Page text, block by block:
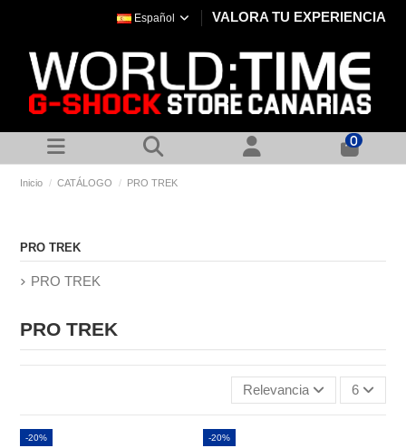
Español VALORA TU EXPERIENCIA
0
Inicio CATÁLOGO PRO TREK
PRO TREK
Relevancia 6
-20% -20%
PRO TREK
PRO TREK